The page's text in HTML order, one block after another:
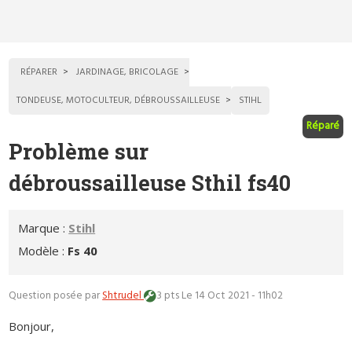
RÉPARER
JARDINAGE, BRICOLAGE
TONDEUSE, MOTOCULTEUR, DÉBROUSSAILLEUSE
STIHL
Réparé
Problème sur
débroussailleuse Sthil fs40
Marque : Stihl
Modèle : Fs 40
Question posée parShtrudel 3 ptsLe 14 Oct 2021 - 11h02
Bonjour,